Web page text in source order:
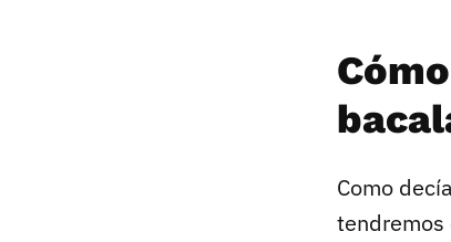
Como
tendremos